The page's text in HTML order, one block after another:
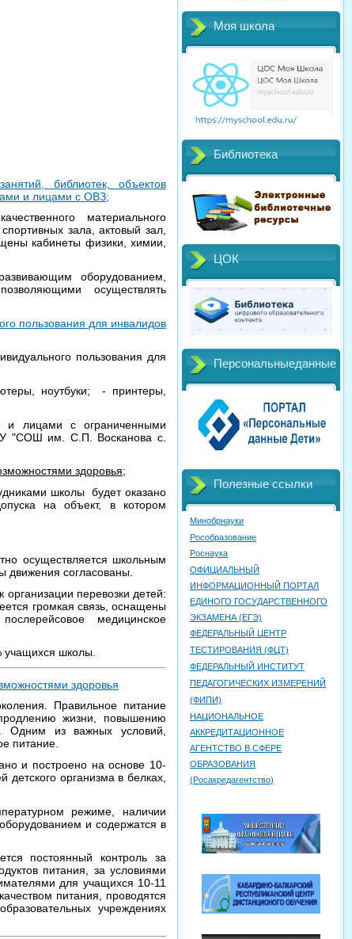
библиотек, объектов
и лицами с ОВЗ;
материального
зала, актовый зал,
кабинеты физики, химии,
оборудованием,
осуществлять
пользования для инвалидов
пользования для
ноутбуки; - принтеры,
и лицами с ограниченными
"СОШ им. С.П. Восканова с.
здоровья;
школы будет оказано
на объект, в котором
осуществляется школьным
движения согласованы.
перевозки детей:
громкая связь, оснащены
медицинское
учащихся школы.
здоровья
Правильное питание
жизни, повышению
Одним из важных условий,
питание.
и построено на основе 10-
организма в белках,
режиме, наличии
и содержатся в
постоянный контроль за
питания, за условиями
для учащихся 10-11
питания, проводятся
учреждениях
Моя школа
Библиотека
ЦОК
Персональныеданные
Полезные ссылки
Минобрнауки
Рособразование
Роснаука
ОФИЦИАЛЬНЫЙ
ИНФОРМАЦИОННЫЙ ПОРТАЛ
ЕДИНОГО ГОСУДАРСТВЕННОГО
ЭКЗАМЕНА (ЕГЭ)
ФЕДЕРАЛЬНЫЙ ЦЕНТР
ТЕСТИРОВАНИЯ (ФЦТ)
ФЕДЕРАЛЬНЫЙ ИНСТИТУТ
ПЕДАГОГИЧЕСКИХ ИЗМЕРЕНИЙ
(ФИПИ)
НАЦИОНАЛЬНОЕ
АККРЕДИТАЦИОННОЕ
АГЕНТСТВО В СФЕРЕ
ОБРАЗОВАНИЯ
(Росакредагентство)